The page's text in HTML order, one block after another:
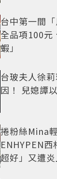
台中第一間
全品項100元
蝦」
台玻夫人徐
因！ 兒媳譚
捲粉絲Mina
ENHYPEN
超好」又遭